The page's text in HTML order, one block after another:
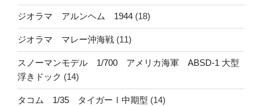
ジオラマ アルンヘム 1944 (18)
ジオラマ マレー沖海戦 (11)
スノーマンモデル 1/700 アメリカ海軍 ABSD-1 大型
浮きドック (14)
タコム 1/35 タイガーⅠ中期型 (14)